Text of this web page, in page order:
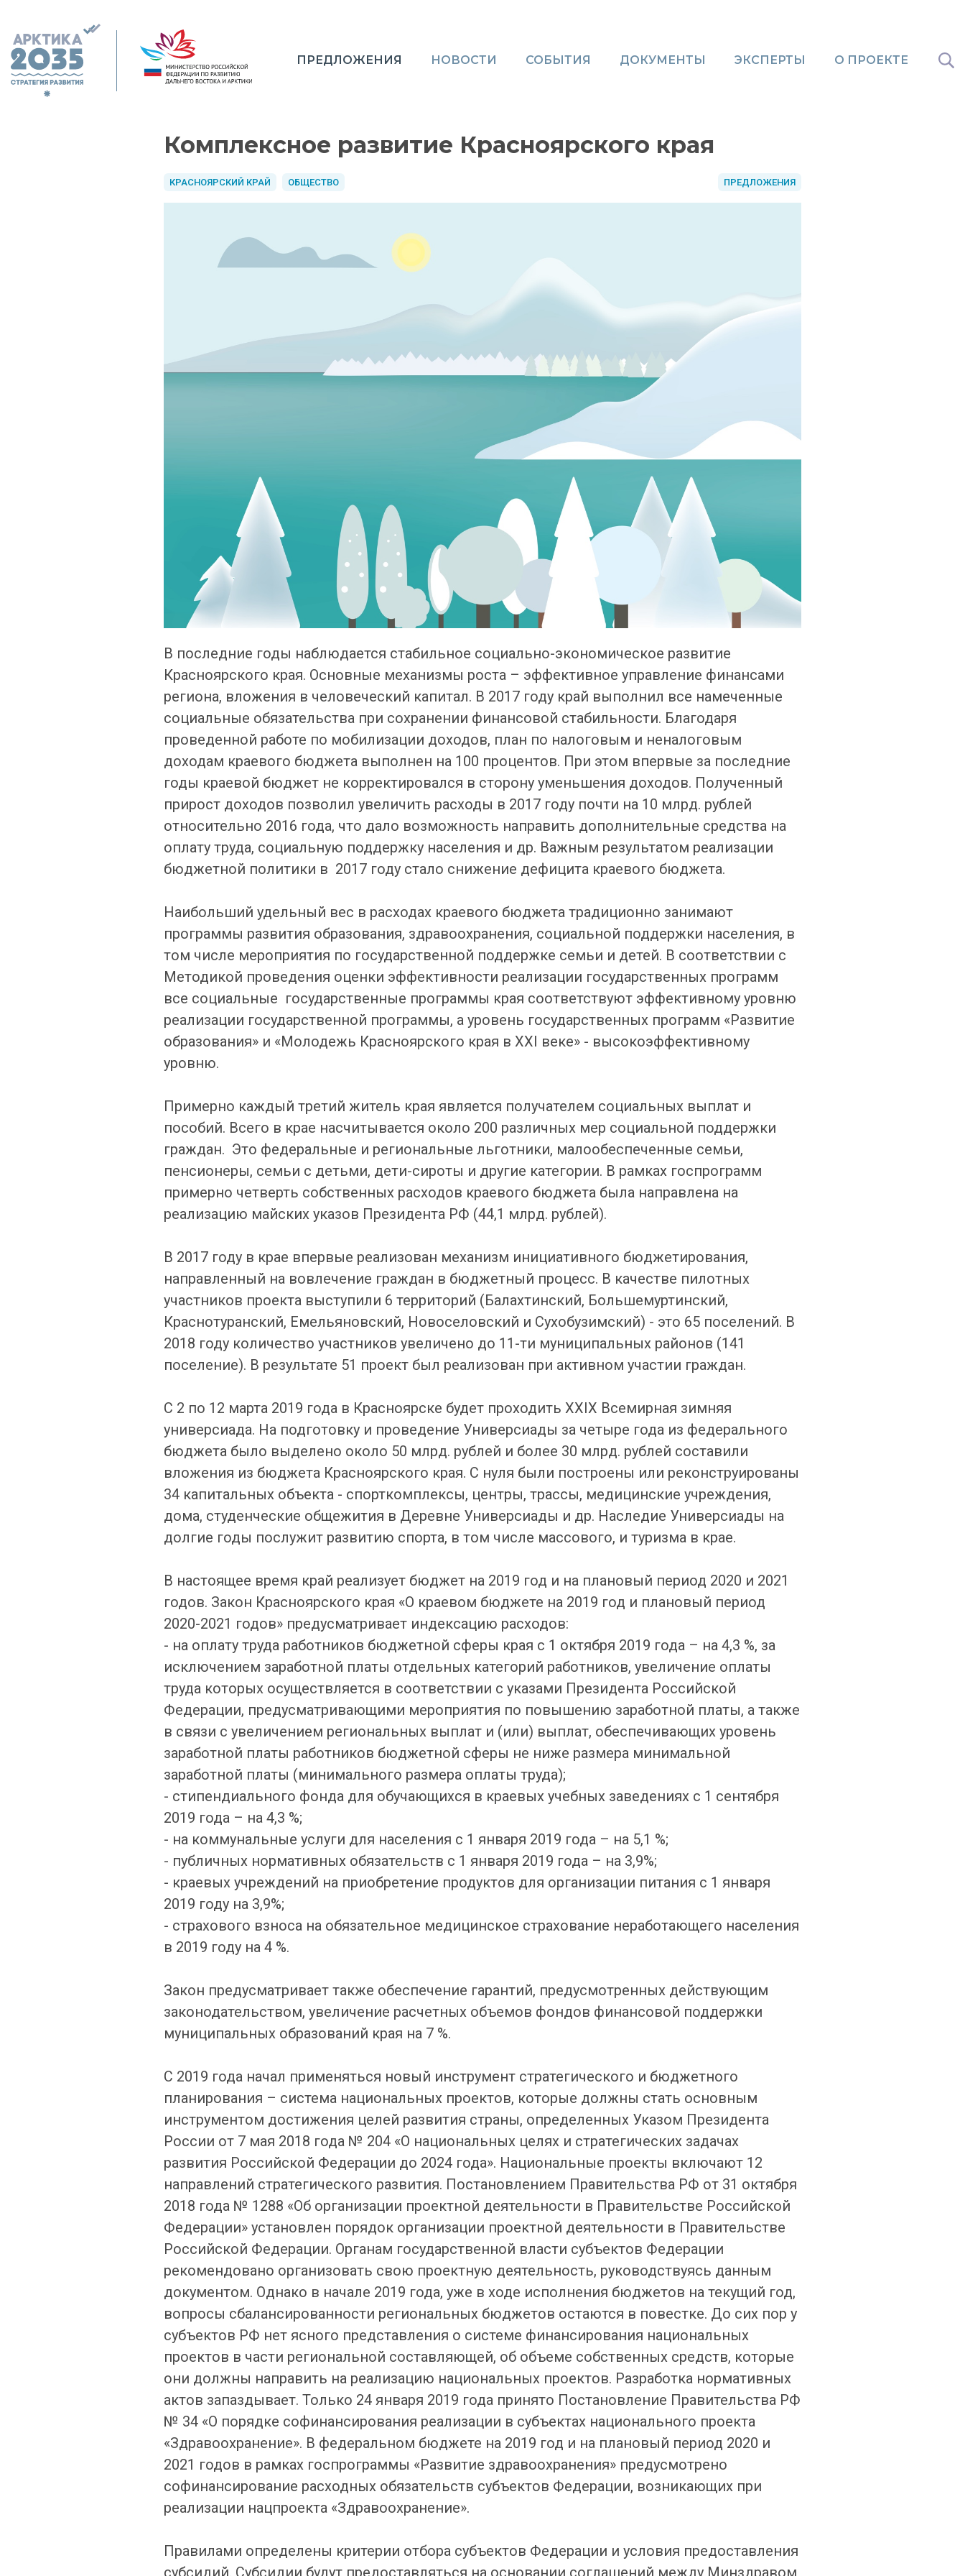
ПРЕДЛОЖЕНИЯ НОВОСТИ СОБЫТИЯ ДОКУМЕНТЫ ЭКСПЕРТЫ О ПРОЕКТЕ
Комплексное развитие Красноярского края
КРАСНОЯРСКИЙ КРАЙ ОБЩЕСТВО ПРЕДЛОЖЕНИЯ
В последние годы наблюдается стабильное социально-экономическое развитие
Красноярского края. Основные механизмы роста – эффективное управление финансами
региона, вложения в человеческий капитал. В 2017 году край выполнил все намеченные
социальные обязательства при сохранении финансовой стабильности. Благодаря
проведенной работе по мобилизации доходов, план по налоговым и неналоговым
доходам краевого бюджета выполнен на 100 процентов. При этом впервые за последние
годы краевой бюджет не корректировался в сторону уменьшения доходов. Полученный
прирост доходов позволил увеличить расходы в 2017 году почти на 10 млрд. рублей
относительно 2016 года, что дало возможность направить дополнительные средства на
оплату труда, социальную поддержку населения и др. Важным результатом реализации
бюджетной политики в 2017 году стало снижение дефицита краевого бюджета.
Наибольший удельный вес в расходах краевого бюджета традиционно занимают
программы развития образования, здравоохранения, социальной поддержки населения, в
том числе мероприятия по государственной поддержке семьи и детей. В соответствии с
Методикой проведения оценки эффективности реализации государственных программ
все социальные государственные программы края соответствуют эффективному уровню
реализации государственной программы, а уровень государственных программ «Развитие
образования» и «Молодежь Красноярского края в XXI веке» - высокоэффективному
уровню.
Примерно каждый третий житель края является получателем социальных выплат и
пособий. Всего в крае насчитывается около 200 различных мер социальной поддержки
граждан. Это федеральные и региональные льготники, малообеспеченные семьи,
пенсионеры, семьи с детьми, дети-сироты и другие категории. В рамках госпрограмм
примерно четверть собственных расходов краевого бюджета была направлена на
реализацию майских указов Президента РФ (44,1 млрд. рублей).
В 2017 году в крае впервые реализован механизм инициативного бюджетирования,
направленный на вовлечение граждан в бюджетный процесс. В качестве пилотных
участников проекта выступили 6 территорий (Балахтинский, Большемуртинский,
Краснотуранский, Емельяновский, Новоселовский и Сухобузимский) - это 65 поселений. В
2018 году количество участников увеличено до 11-ти муниципальных районов (141
поселение). В результате 51 проект был реализован при активном участии граждан.
С 2 по 12 марта 2019 года в Красноярске будет проходить ХXIX Всемирная зимняя
универсиада. На подготовку и проведение Универсиады за четыре года из федерального
бюджета было выделено около 50 млрд. рублей и более 30 млрд. рублей составили
вложения из бюджета Красноярского края. С нуля были построены или реконструированы
34 капитальных объекта - спорткомплексы, центры, трассы, медицинские учреждения,
дома, студенческие общежития в Деревне Универсиады и др. Наследие Универсиады на
долгие годы послужит развитию спорта, в том числе массового, и туризма в крае.
В настоящее время край реализует бюджет на 2019 год и на плановый период 2020 и 2021
годов. Закон Красноярского края «О краевом бюджете на 2019 год и плановый период
2020-2021 годов» предусматривает индексацию расходов:
- на оплату труда работников бюджетной сферы края с 1 октября 2019 года – на 4,3 %, за
исключением заработной платы отдельных категорий работников, увеличение оплаты
труда которых осуществляется в соответствии с указами Президента Российской
Федерации, предусматривающими мероприятия по повышению заработной платы, а также
в связи с увеличением региональных выплат и (или) выплат, обеспечивающих уровень
заработной платы работников бюджетной сферы не ниже размера минимальной
заработной платы (минимального размера оплаты труда);
- стипендиального фонда для обучающихся в краевых учебных заведениях с 1 сентября
2019 года – на 4,3 %;
- на коммунальные услуги для населения с 1 января 2019 года – на 5,1 %;
- публичных нормативных обязательств с 1 января 2019 года – на 3,9%;
- краевых учреждений на приобретение продуктов для организации питания с 1 января
2019 году на 3,9%;
- страхового взноса на обязательное медицинское страхование неработающего населения
в 2019 году на 4 %.
Закон предусматривает также обеспечение гарантий, предусмотренных действующим
законодательством, увеличение расчетных объемов фондов финансовой поддержки
муниципальных образований края на 7 %.
С 2019 года начал применяться новый инструмент стратегического и бюджетного
планирования – система национальных проектов, которые должны стать основным
инструментом достижения целей развития страны, определенных Указом Президента
России от 7 мая 2018 года № 204 «О национальных целях и стратегических задачах
развития Российской Федерации до 2024 года». Национальные проекты включают 12
направлений стратегического развития. Постановлением Правительства РФ от 31 октября
2018 года № 1288 «Об организации проектной деятельности в Правительстве Российской
Федерации» установлен порядок организации проектной деятельности в Правительстве
Российской Федерации. Органам государственной власти субъектов Федерации
рекомендовано организовать свою проектную деятельность, руководствуясь данным
документом. Однако в начале 2019 года, уже в ходе исполнения бюджетов на текущий год,
вопросы сбалансированности региональных бюджетов остаются в повестке. До сих пор у
субъектов РФ нет ясного представления о системе финансирования национальных
проектов в части региональной составляющей, об объеме собственных средств, которые
они должны направить на реализацию национальных проектов. Разработка нормативных
актов запаздывает. Только 24 января 2019 года принято Постановление Правительства РФ
№ 34 «О порядке софинансирования реализации в субъектах национального проекта
«Здравоохранение». В федеральном бюджете на 2019 год и на плановый период 2020 и
2021 годов в рамках госпрограммы «Развитие здравоохранения» предусмотрено
софинансирование расходных обязательств субъектов Федерации, возникающих при
реализации нацпроекта «Здравоохранение».
Правилами определены критерии отбора субъектов Федерации и условия предоставления
субсидий. Субсидии будут предоставляться на основании соглашений между Минздравом